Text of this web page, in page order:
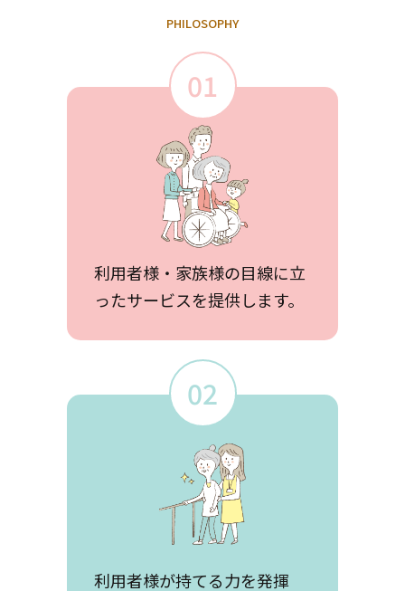
PHILOSOPHY
01
利用者様・家族様の目線に立
ったサービスを提供します。
02
利用者様が持てる力を発揮